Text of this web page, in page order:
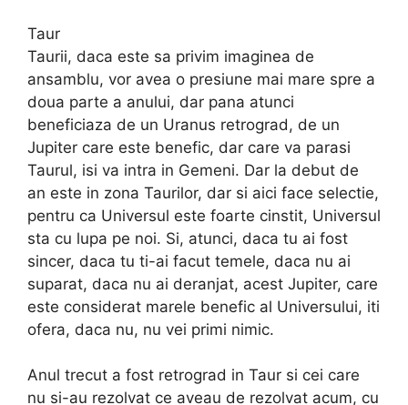
Taur
Taurii, daca este sa privim imaginea de
ansamblu, vor avea o presiune mai mare spre a
doua parte a anului, dar pana atunci
beneficiaza de un Uranus retrograd, de un
Jupiter care este benefic, dar care va parasi
Taurul, isi va intra in Gemeni. Dar la debut de
an este in zona Taurilor, dar si aici face selectie,
pentru ca Universul este foarte cinstit, Universul
sta cu lupa pe noi. Si, atunci, daca tu ai fost
sincer, daca tu ti-ai facut temele, daca nu ai
suparat, daca nu ai deranjat, acest Jupiter, care
este considerat marele benefic al Universului, iti
ofera, daca nu, nu vei primi nimic.
Anul trecut a fost retrograd in Taur si cei care
nu si-au rezolvat ce aveau de rezolvat acum, cu